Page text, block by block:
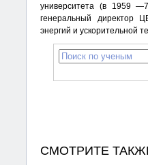
университета (в 1959
генеральный директор
энергий и ускорительной
СМОТРИТЕ